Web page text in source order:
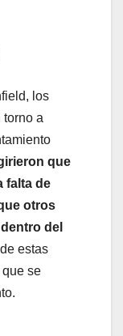
los
torno a
que
falta de
otros
del
estas
se